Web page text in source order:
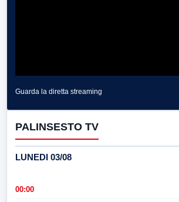
Guarda la diretta streaming
PALINSESTO TV
LUNEDI 03/08
00:00